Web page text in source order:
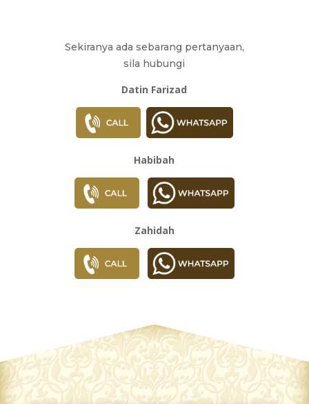
Sekiranya ada sebarang pertanyaan,
sila hubungi
Datin Farizad
Habibah
Zahidah